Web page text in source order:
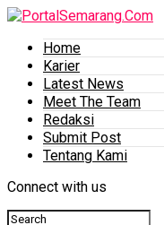
Home
Karier
Latest News
Meet The Team
Redaksi
Submit Post
Tentang Kami
Connect with us